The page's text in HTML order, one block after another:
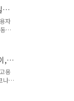
현,
자
차
쉽
박
박
선
두
,
용
나
자